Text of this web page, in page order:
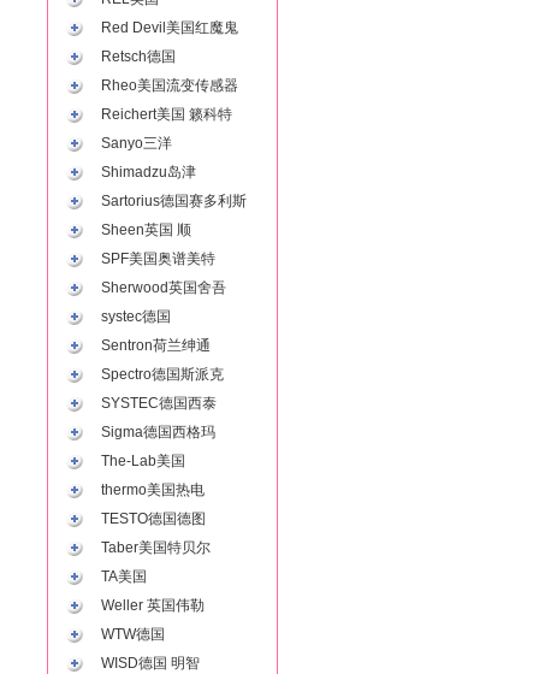
Red Devil美国红魔鬼
Retsch德国
Rheo美国流变传感器
Reichert美国 籁科特
Sanyo三洋
Shimadzu岛津
Sartorius德国赛多利斯
Sheen英国 顺
SPF美国奥谱美特
Sherwood英国舍吾
systec德国
Sentron荷兰绅通
Spectro德国斯派克
SYSTEC德国西泰
Sigma德国西格玛
The-Lab美国
thermo美国热电
TESTO德国德图
Taber美国特贝尔
TA美国
Weller 英国伟勒
WTW德国
WISD德国 明智